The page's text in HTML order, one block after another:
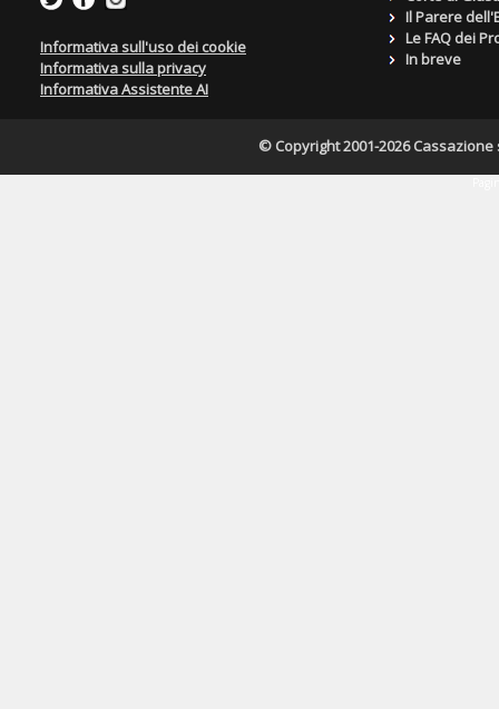
Informativa sull'uso dei cookie
Informativa sulla privacy
Informativa Assistente AI
Il Parere
Le FAQ dei
In breve
© Copyright 2001-2026 Cassazione